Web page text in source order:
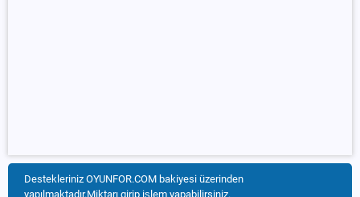
Destekleriniz OYUNFOR.COM bakiyesi üzerinden
yapılmaktadır.Miktarı girip işlem yapabilirsiniz.